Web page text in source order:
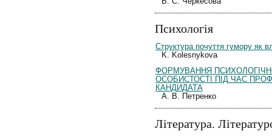
Психологія
Структура почуття гумору як
K. Kolesnykova
ФОРМУВАННЯ
ОСОБИСТОСТІ ПІД ЧАС
КАНДИДАТА
А. В. Петренко
Література.